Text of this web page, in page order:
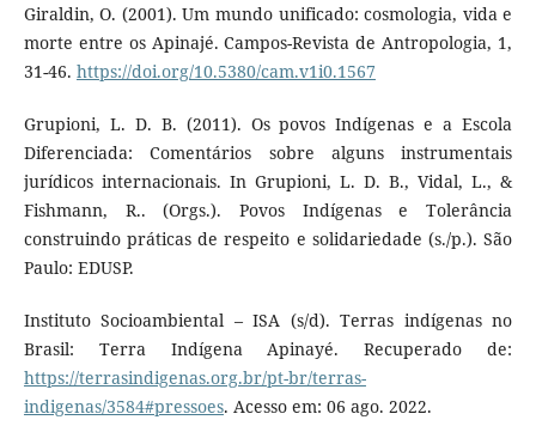
Giraldin, O. (2001). Um mundo unificado: cosmologia, vida e
morte entre os Apinajé. Campos-Revista de Antropologia, 1,
31-46. https://doi.org/10.5380/cam.v1i0.1567
Grupioni, L. D. B. (2011). Os povos Indígenas e a Escola
Diferenciada: Comentários sobre alguns instrumentais
jurídicos internacionais. In Grupioni, L. D. B., Vidal, L., &
Fishmann, R.. (Orgs.). Povos Indígenas e Tolerância
construindo práticas de respeito e solidariedade (s./p.). São
Paulo: EDUSP.
Instituto Socioambiental – ISA (s/d). Terras indígenas no
Brasil: Terra Indígena Apinayé. Recuperado de:
https://terrasindigenas.org.br/pt-br/terras-
indigenas/3584#pressoes. Acesso em: 06 ago. 2022.